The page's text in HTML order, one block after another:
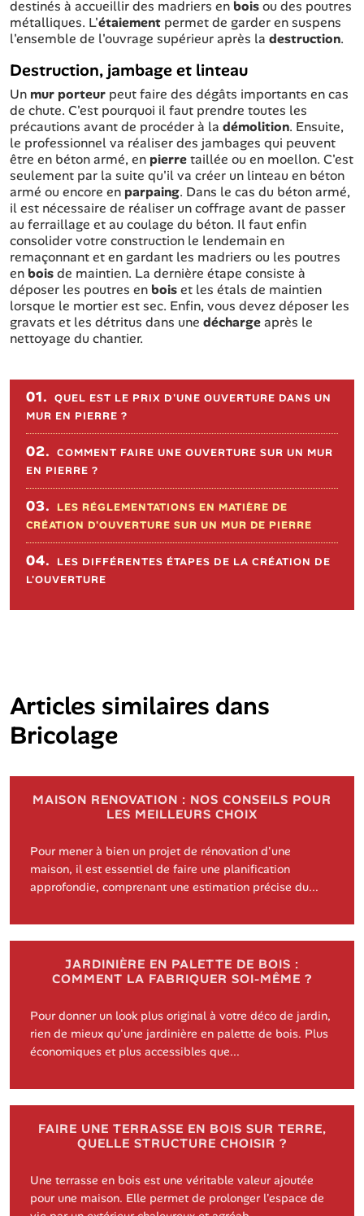
destinés à accueillir des madriers en boisou des poutres
métalliques. L'étaiement permet de garder en suspens
l'ensemble de l'ouvrage supérieur après la destruction.
Destruction, jambage et linteau
Un mur porteur peut faire des dégâts importants en cas
de chute. C'est pourquoi il faut prendre toutes les
précautions avant de procéder à la démolition. Ensuite,
le professionnel va réaliser des jambages qui peuvent
être en béton armé, en pierretaillée ou en moellon. C'est
seulement par la suite qu'il va créer un linteau en béton
armé ou encore en parpaing. Dans le cas du béton armé,
il est nécessaire de réaliser un coffrage avant de passer
au ferraillage et au coulage du béton. Il faut enfin
consolider votre construction le lendemain en
remaçonnant et en gardant les madriers ou les poutres
en boisde maintien. La dernière étape consiste à
déposer les poutres en boiset les étals de maintien
lorsque le mortier est sec. Enfin, vous devez déposer les
gravats et les détritus dans une déchargeaprès le
nettoyage du chantier.
Sommaire de l'article
01. QUEL EST LE PRIX D'UNE OUVERTURE DANS UN
MUR EN PIERRE ?
02. COMMENT FAIRE UNE OUVERTURE SUR UN MUR
EN PIERRE ?
03. LES RÉGLEMENTATIONS EN MATIÈRE DE
CRÉATION D'OUVERTURE SUR UN MUR DE PIERRE
04.
LES DIFFÉRENTES ÉTAPES DE LA CRÉATION DE
L'OUVERTURE
Articles similaires dans
Bricolage
MAISON RENOVATION : NOS CONSEILS POUR
LES MEILLEURS CHOIX
Pour mener à bien un projet de rénovation d'une
maison, il est essentiel de faire une planification
approfondie, comprenant une estimation précise du...
JARDINIÈRE EN PALETTE DE BOIS :
COMMENT LA FABRIQUER SOI-MÊME ?
Pour donner un look plus original à votre déco de jardin,
rien de mieux qu'une jardinière en palette de bois. Plus
économiques et plus accessibles que...
FAIRE UNE TERRASSE EN BOIS SUR TERRE,
QUELLE STRUCTURE CHOISIR ?
Une terrasse en bois est une véritable valeur ajoutée
pour une maison. Elle permet de prolonger l'espace de